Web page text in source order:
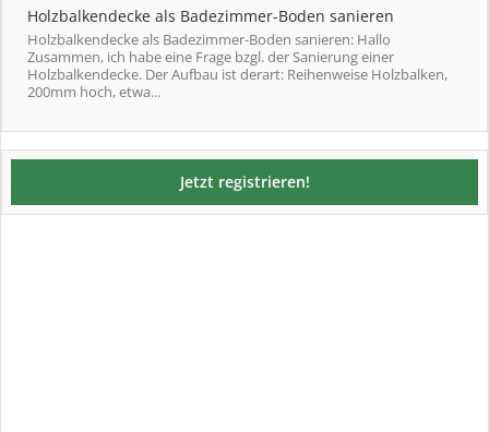
Holzbalkendecke als Badezimmer-Boden sanieren
Holzbalkendecke als Badezimmer-Boden sanieren: Hallo
Zusammen, ich habe eine Frage bzgl. der Sanierung einer
Holzbalkendecke. Der Aufbau ist derart: Reihenweise Holzbalken,
200mm hoch, etwa...
Jetzt registrieren!